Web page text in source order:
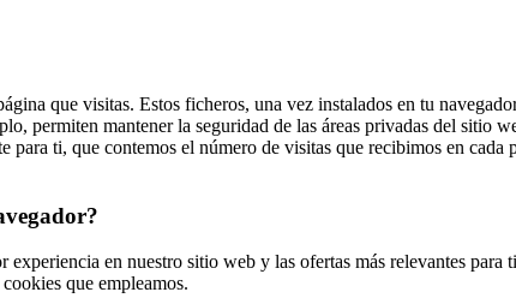
que visitas. Estos ficheros, una vez instalados en tu
permiten mantener la seguridad de las áreas privadas del sitio
ti, que contemos el número de visitas que recibimos en cada
en nuestro sitio web y las ofertas más relevantes
que empleamos.